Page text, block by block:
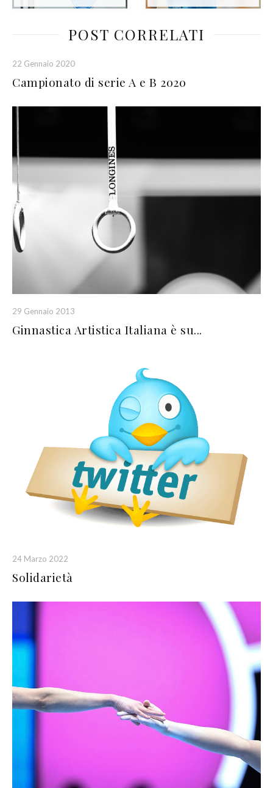
POST CORRELATI
22 Gennaio 2020
Campionato di serie A e B 2020
29 Gennaio 2013
Ginnastica Artistica Italiana è su...
24 Marzo 2022
Solidarietà